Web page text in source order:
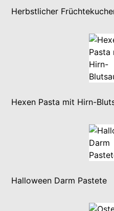
Herbstlicher
Hexen Pasta mit Hirn-
Halloween Darm Pastete